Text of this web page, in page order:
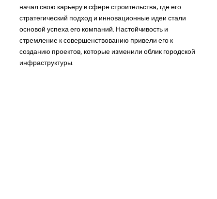
начал свою карьеру в сфере строительства, где его
стратегический подход и инновационные идеи стали
основой успеха его компаний. Настойчивость и
стремление к совершенствованию привели его к
созданию проектов, которые изменили облик городской
инфраструктуры.